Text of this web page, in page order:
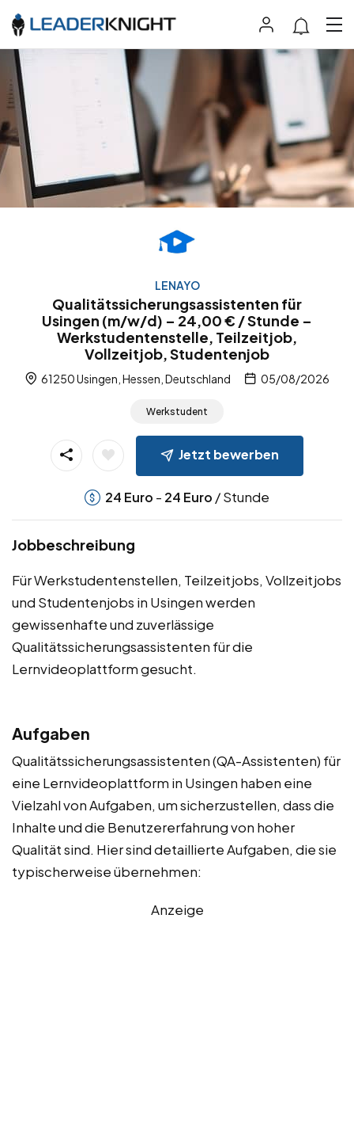
LENAYO
Qualitätssicherungsassistenten für
Usingen (m/w/d) – 24,00 € / Stunde –
Werkstudentenstelle, Teilzeitjob,
Vollzeitjob, Studentenjob
61250 Usingen, Hessen, Deutschland 05/08/2026
Werkstudent
Jetzt bewerben
24 Euro - 24 Euro / Stunde
Jobbeschreibung
Für Werkstudentenstellen, Teilzeitjobs, Vollzeitjobs
und Studentenjobs in Usingen werden
gewissenhafte und zuverlässige
Qualitätssicherungsassistenten für die
Lernvideoplattform gesucht.
Aufgaben
Qualitätssicherungsassistenten (QA-Assistenten) für
eine Lernvideoplattform in Usingen haben eine
Vielzahl von Aufgaben, um sicherzustellen, dass die
Inhalte und die Benutzererfahrung von hoher
Qualität sind. Hier sind detaillierte Aufgaben, die sie
typischerweise übernehmen:
Anzeige